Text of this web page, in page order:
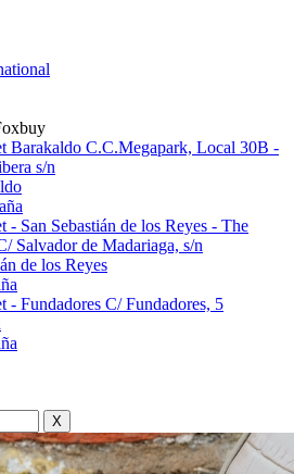
Barakaldo C.C.Megapark, Local 30B -
s/n
- San Sebastián de los Reyes - The
Salvador de Madariaga, s/n
de los Reyes
- Fundadores C/ Fundadores, 5
X